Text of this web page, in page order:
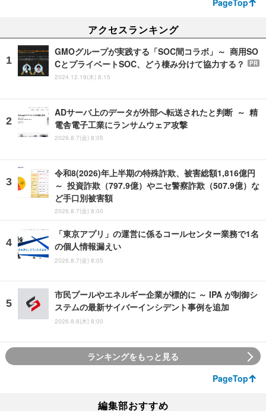
PageTop
アクセスランキング
GMOグループが実践する「SOC間コラボ」～ 商用SO
CとプライベートSOC、どう棲み分けて協力する？
PR
2024.12.19(木) 8:15
ADサーバ上のデータが外部へ転送されたと判断 ～ 精
電舎電子工業にランサムウェア攻撃
2026.8.7(金) 8:05
令和8(2026)年上半期の特殊詐欺、被害総額1,816億円
～ 投資詐欺（797.9億）やニセ警察詐欺（507.9億）な
ど手口別被害額
2026.8.7(金) 8:00
「東京アプリ」の運営に係るコールセンター業務で1名
の個人情報漏えい
2026.8.7(金) 8:05
市民プールやエネルギー企業が標的に ～ IPA が制御シ
ステムの最新サイバーインシデント事例を追加
2026.8.6(木) 8:00
ランキングをもっと見る
PageTop
編集部おすすめ